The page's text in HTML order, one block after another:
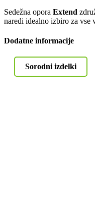
Sedežna opora Extend
naredi idealno izbiro za vse
Dodatne informacije
Sorodni izdelki